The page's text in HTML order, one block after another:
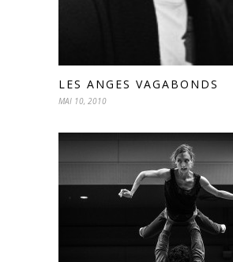
LES ANGES VAGABONDS
MAI 10, 2010